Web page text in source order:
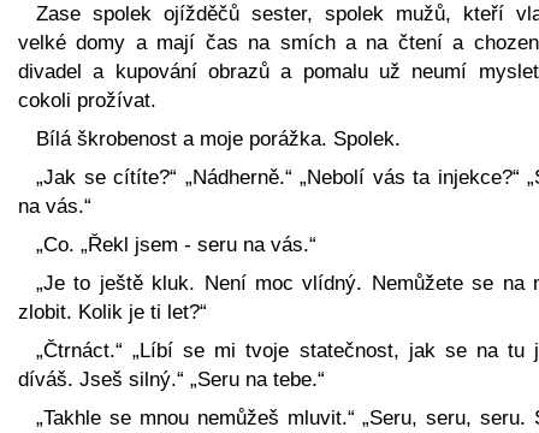
Zase spolek ojížděčů sester, spolek mužů, kteří
velké domy a mají čas na smích a na čtení a
divadel a kupování obrazů a pomalu už neumí
cokoli prožívat.
Bílá škrobenost a moje porážka. Spolek.
„Jak se cítíte?“ „Nádherně.“ „Nebolí vás ta injekce?“
na vás.“
„Co. „Řekl jsem - seru na vás.“
„Je to ještě kluk. Není moc vlídný. Nemůžete se na
zlobit. Kolik je ti let?“
„Čtrnáct.“ „Líbí se mi tvoje statečnost, jak se na tu
díváš. Jseš silný.“ „Seru na tebe.“
„Takhle se mnou nemůžeš mluvit.“ „Seru, seru, seru.